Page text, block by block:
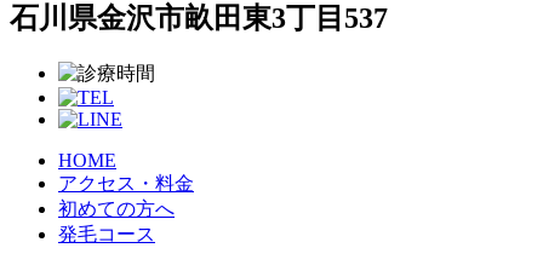
石川県金沢市畝田東3丁目537
HOME
アクセス・料金
初めての方へ
発毛コース